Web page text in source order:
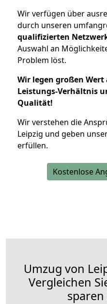
Wir verfügen über
durch unseren
qualifizierten
Auswahl an
Problem löst.
Wir legen großen
Leistungs-Verhältnis
Qualität!
Wir verstehen die
Leipzig und geben
erfüllen.
Kostenlose
Umzug von
Vergleichen
sparen